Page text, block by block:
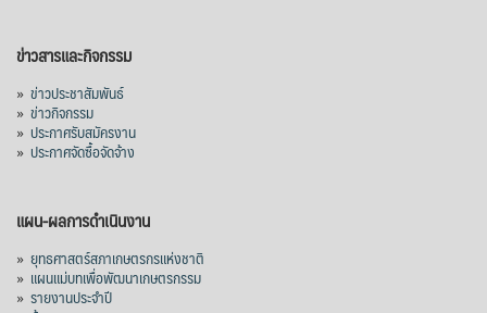
ข่าวสารและกิจกรรม
» ข่าวประชาสัมพันธ์
» ข่าวกิจกรรม
» ประกาศรับสมัครงาน
» ประกาศจัดซื้อจัดจ้าง
แผน-ผลการดำเนินงาน
» ยุทธศาสตร์สภาเกษตรกรแห่งชาติ
» แผนแม่บทเพื่อพัฒนาเกษตรกรรม
» รายงานประจำปี